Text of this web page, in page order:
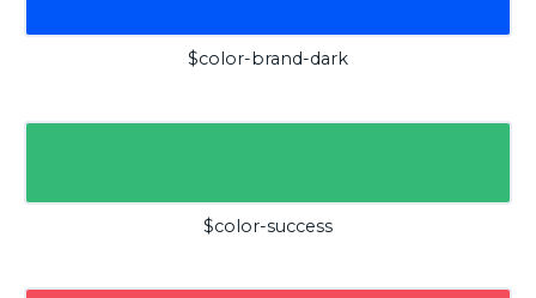
$color-brand-dark
$color-success